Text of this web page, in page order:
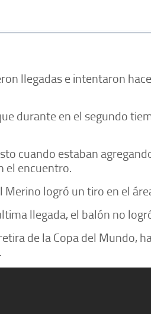
llegadas e intentaron
durante en el segundo
cuando estaban
el encuentro.
logró un tiro en el
llegada, el balón no
de la Copa del Mundo,